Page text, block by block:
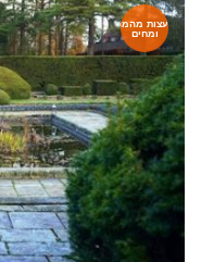
עצות מהמ
ומחים